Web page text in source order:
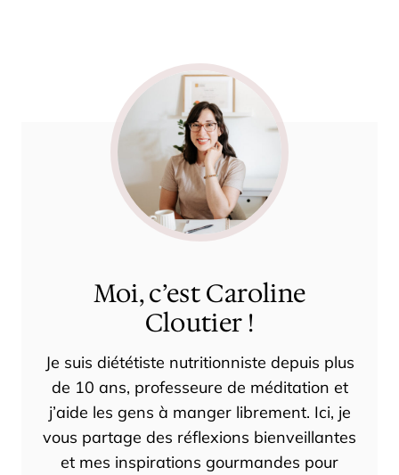
Moi, c’est Caroline
Cloutier !
Je suis diététiste nutritionniste depuis plus
de 10 ans, professeure de méditation et
j’aide les gens à manger librement. Ici, je
vous partage des réflexions bienveillantes
et mes inspirations gourmandes pour